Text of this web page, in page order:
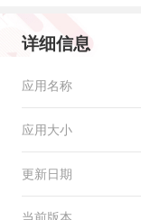
详细信息
应用名称
应用大小
更新日期